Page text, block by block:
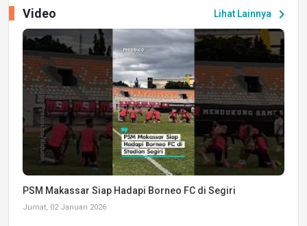
Lihat Lainnya chevron_right
Video
PSM Makassar Siap Hadapi Borneo FC di Segiri
Jumat, 02 Januari 2026